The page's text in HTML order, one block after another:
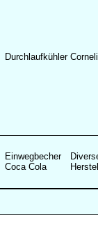
Durchlaufkühler
Einwegbecher
Coca Cola